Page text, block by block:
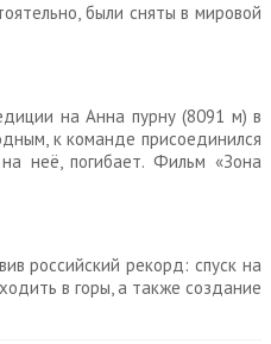
были сняты в мировой
на Анна пурну (8091 м) в
к команде присоединился
неё, погибает. Фильм «Зона
российский рекорд: спуск на
в горы, а также создание